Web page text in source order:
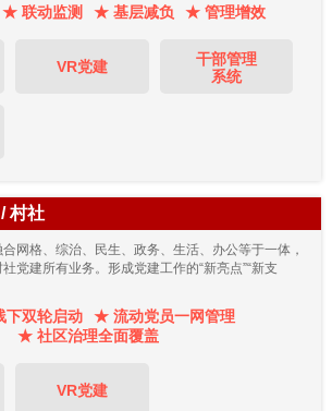
★ 联动监测 ★ 基层减负 ★ 管理增效
VR党建
干部管理
系统
村社
网格、综治、民生、政务、生活、办公等于一体，
党建所有业务。形成党建工作的“新亮点”“新支
双轮启动
★ 流动党员一网管理
★ 社区治理全面覆盖
VR党建